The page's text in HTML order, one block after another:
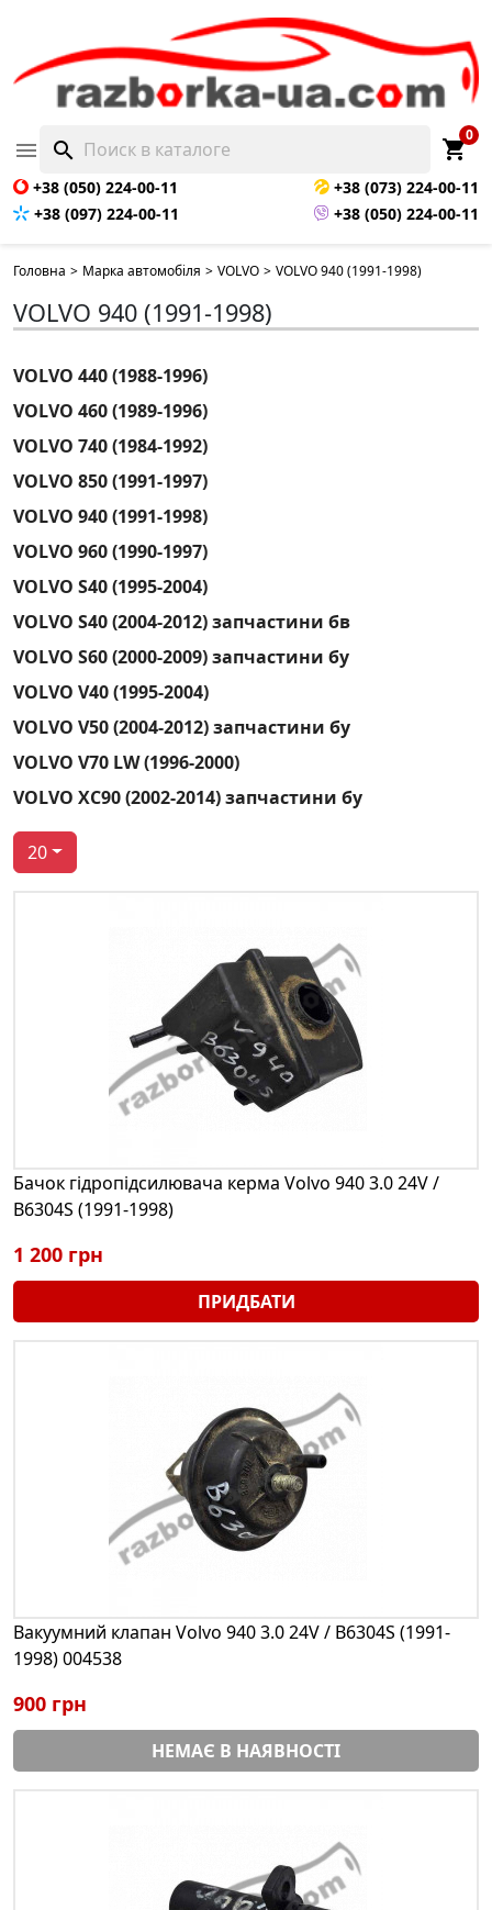
 search shopping_cart
0
+38 (050) 224-00-11
+38 (073) 224-00-11
+38 (097) 224-00-11
+38 (050) 224-00-11
Головна > Марка автомобіля > VOLVO > VOLVO 940 (1991-1998)
VOLVO 940 (1991-1998)
VOLVO 440 (1988-1996)
VOLVO 460 (1989-1996)
VOLVO 740 (1984-1992)
VOLVO 850 (1991-1997)
VOLVO 940 (1991-1998)
VOLVO 960 (1990-1997)
VOLVO S40 (1995-2004)
VOLVO S40 (2004-2012) запчастини бв
VOLVO S60 (2000-2009) запчастини бу
VOLVO V40 (1995-2004)
VOLVO V50 (2004-2012) запчастини бу
VOLVO V70 LW (1996-2000)
VOLVO XC90 (2002-2014) запчастини бу
20
Бачок гідропідсилювача керма Volvo 940 3.0 24V /
B6304S (1991-1998)
1 200 грн
ПРИДБАТИ
Вакуумний клапан Volvo 940 3.0 24V / B6304S (1991-
1998) 004538
900 грн
НЕМАЄ В НАЯВНОСТІ